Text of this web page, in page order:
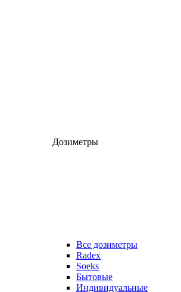
Дозиметры
Все дозиметры
Radex
Soeks
Бытовые
Индивидуальные